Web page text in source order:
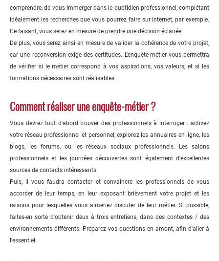
comprendre, de vous immerger dans le quotidien professionnel, complétant
idéalement les recherches que vous pourrez faire sur Internet, par exemple.
Ce faisant, vous serez en mesure de prendre une décision éclairée.
De plus, vous serez ainsi en mesure de valider la cohérence de votre projet,
car une reconversion exige des certitudes. L'enquête-métier vous permettra
de vérifier si le métier correspond à vos aspirations, vos valeurs, et si les
formations nécessaires sont réalisables.
Comment réaliser une enquête-métier ?
Vous devrez tout d'abord trouver des professionnels à interroger : activez
votre réseau professionnel et personnel, explorez les annuaires en ligne, les
blogs, les forums, ou les réseaux sociaux professionnels. Les salons
professionnels et les journées découvertes sont également d'excellentes
sources de contacts intéressants.
Puis, il vous faudra contacter et convaincre les professionnels de vous
accorder de leur temps, en leur exposant brièvement votre projet et les
raisons pour lesquelles vous aimeriez discuter de leur métier. Si possible,
faites-en sorte d'obtenir deux à trois entretiens, dans des contextes / des
environnements différents. Préparez vos questions en amont, afin d'aller à
l'essentiel.